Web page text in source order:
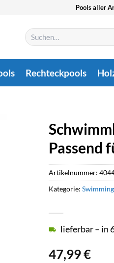
Pools aller
Suchen
nach:
Rechteckpools
Passend
47,99€
lieferbar – in
Artikelnummer:
Kategorie: